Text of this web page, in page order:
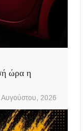
ώρα η
Αυγούστου, 2026